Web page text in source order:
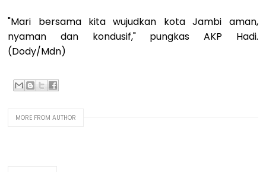
"Mari bersama kita wujudkan kota Jambi aman,
nyaman dan kondusif," pungkas AKP Hadi.
(Dody/Mdn)
MORE FROM AUTHOR